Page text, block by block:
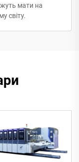
мати на
світу.